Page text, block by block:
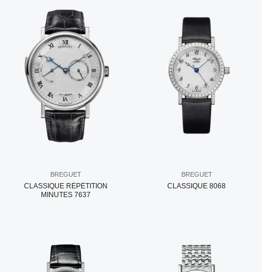
BREGUET
CLASSIQUE RÉPÉTITION
MINUTES 7637
BREGUET
CLASSIQUE 8068